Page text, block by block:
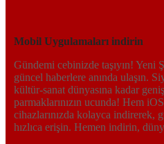
Mobil Uygulamaları indirin
Gündemi cebinizde taşıyın! Yeni
güncel haberlere anında ulaşın.
kültür-sanat dünyasına kadar
parmaklarınızın ucunda! Hem
cihazlarınızda kolayca indirerek,
hızlıca erişin. Hemen indirin,